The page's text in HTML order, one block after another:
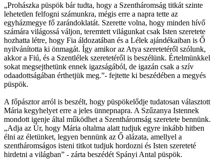
„Prohászka püspök bár tudta, hogy a Szentháromság titkát szinte
lehetetlen felfogni számunkra, mégis erre a napra tette az
egyházmegye fő zarándoklatát. Szerette volna, hogy minden hívő
számára világossá váljon, teremtett világunkat csak Isten szeretete
hozhatta létre, hogy Fia áldozatában és a Lélek ajándékaiban is Ő
nyilvánította ki önmagát. Így amikor az Atya szeretetéről szólunk,
akkor a Fiú, és a Szentlélek szeretetéről is beszélünk. Értelmünkkel
sokat megsejthetünk ennek igazságából, de igazán csak a szív
odaadottságában érthetjük meg.”- fejtette ki beszédében a megyés
püspök.
A főpásztor arról is beszélt, hogy püspökelődje tudatosan választott
Mária kegyhelyet erre a jeles ünnepnapra. A Szűzanya Istennek
mondott igenje által működhet a Szentháromság szeretete bennünk.
„Adja az Úr, hogy Mária oltalma alatt tudjuk egyre inkább hitben
élni az életünket, legyen bennünk az Ő alázata, amellyel a
szentháromságos isteni titkot tudjuk hordozni és Isten szereteté
hirdetni a világban” - zárta beszédét Spányi Antal püspök.